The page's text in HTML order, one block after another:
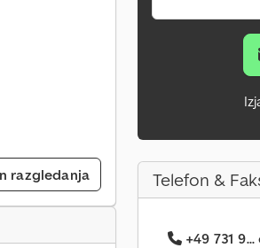
razgledanja Telefon &
+49 731